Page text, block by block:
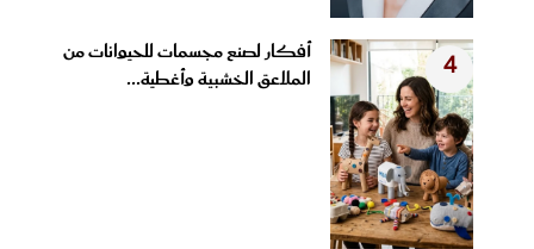
4
أفكار لصنع مجسمات للحيوانات من
الملاعق الخشبية وأغطية...